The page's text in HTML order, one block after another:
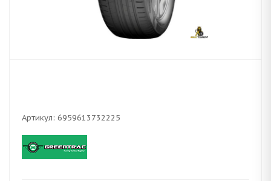
Артикул: 6959613732225